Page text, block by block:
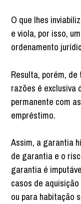
O que lhes
e viola, por isso,
ordenamento
Resulta, porém,
razões é exclusiva
permanente com
empréstimo.
Assim, a garantia
de garantia e o
garantia é
casos de
ou para habitação